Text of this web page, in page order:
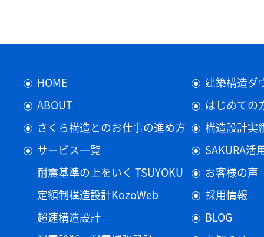
HOME
ABOUT
さくら構造とのお仕事の進め方
サービス一覧
耐震基準の上をいく TSUYOKU
定額制構造設計KozoWeb
超速構造設計
建築構造ダ
はじめての
構造設計実
SAKURA活
お客様の声
採用情報
BLOG